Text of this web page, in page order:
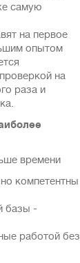
самую
на первое
опытом
на
раза и
времени
компетентны
базы -
работой без